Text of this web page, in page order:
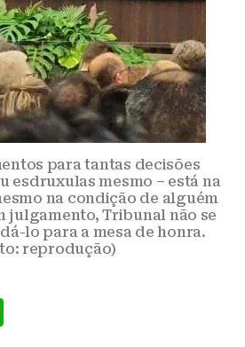
para tantas decisões
esdruxulas mesmo – está na
na condição de alguém
julgamento, Tribunal não se
lo para a mesa de honra.
reprodução)